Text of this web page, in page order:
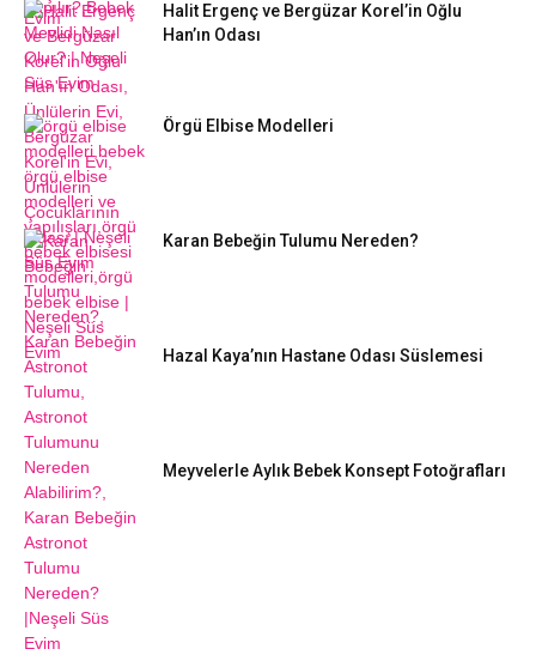
Halit Ergenç ve Bergüzar Korel’in Oğlu
Han’ın Odası
Örgü Elbise Modelleri
Karan Bebeğin Tulumu Nereden?
Hazal Kaya’nın Hastane Odası Süslemesi
Meyvelerle Aylık Bebek Konsept Fotoğrafları